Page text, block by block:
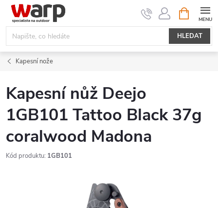
Přejít
obsah
HLEDAT
NÁKUPNÍ
KOŠÍK
Kapesní nože
Kapesní nůž Deejo
1GB101 Tattoo Black 37g
coralwood Madona
Kód produktu: 1GB101